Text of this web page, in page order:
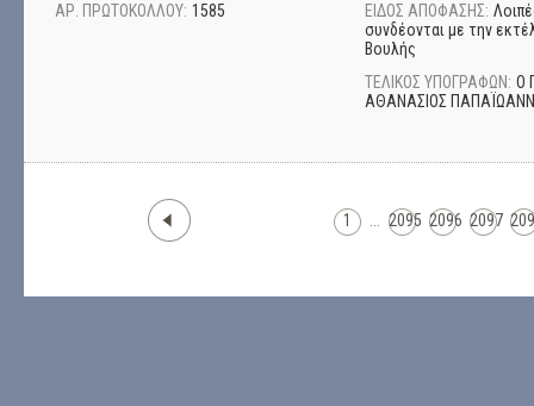
ΑΡ. ΠΡΩΤΟΚΟΛΛΟΥ: 1585
ΕΙΔΟΣ ΑΠΟΦΑΣΗΣ:
συνδέονται με την
Βουλής
ΤΕΛΙΚΟΣ ΥΠΟΓΡΑΦΩΝ: Ο
ΑΘΑΝΑΣΙΟΣ
1 2095 2096 2097